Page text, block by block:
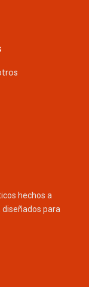
hechos a
para